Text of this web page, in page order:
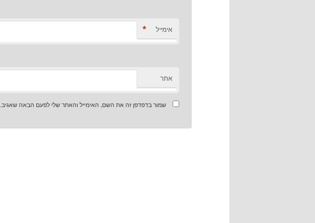
אימייל *
אתר
שמור בדפדפן זה את השם, האימייל והאתר שלי לפעם הבאה שאגיב.